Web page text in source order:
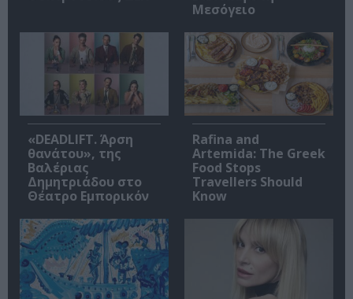
Μεσόγειο
«DEADLIFT. Άρση
θανάτου», της
Βαλέριας
Δημητριάδου στο
Θέατρο Εμπορικόν
Rafina and
Artemida: The Greek
Food Stops
Travellers Should
Know